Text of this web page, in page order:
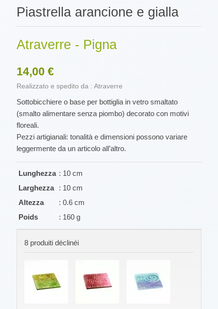
Piastrella arancione e gialla
Atraverre - Pigna
14,00 €
Realizzato e spedito da : Atraverre
Sottobicchiere o base per bottiglia in vetro smaltato
(smalto alimentare senza piombo) decorato con motivi
floreali.
Pezzi artigianali: tonalità e dimensioni possono variare
leggermente da un articolo all’altro.
Lunghezza : 10 cm
Larghezza
: 10 cm
Altezza
: 0.6 cm
Poids
: 160 g
8 produiti déclinéi